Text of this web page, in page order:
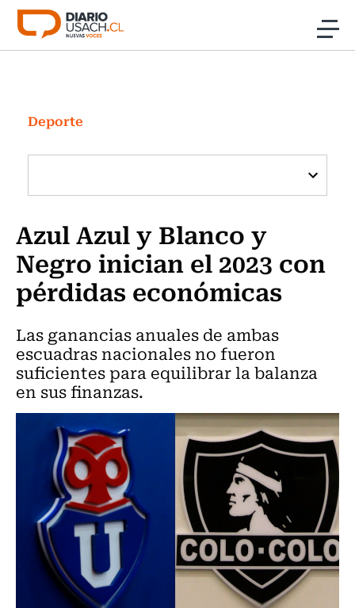
Click acá para ir directamente al contenido
Investigación
Cultura
Programas Radio y TV Usach
Deporte
Azul Azul y Blanco y
Negro inician el 2023 con
pérdidas económicas
Las ganancias anuales de ambas
escuadras nacionales no fueron
suficientes para equilibrar la balanza
en sus finanzas.